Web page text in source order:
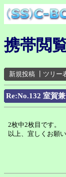
携帯閲
新規投稿 ツリー
Re:No.132 室賀
2枚中2枚目です。
以上、宜しくお願